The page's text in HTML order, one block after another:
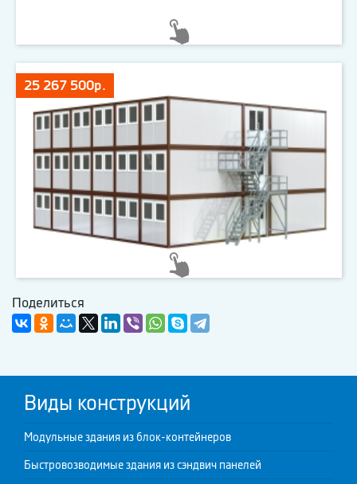
25 267 500р.
Поделиться
Виды конструкций
Модульные здания из блок-контейнеров
Быстровозводимые здания из сэндвич панелей